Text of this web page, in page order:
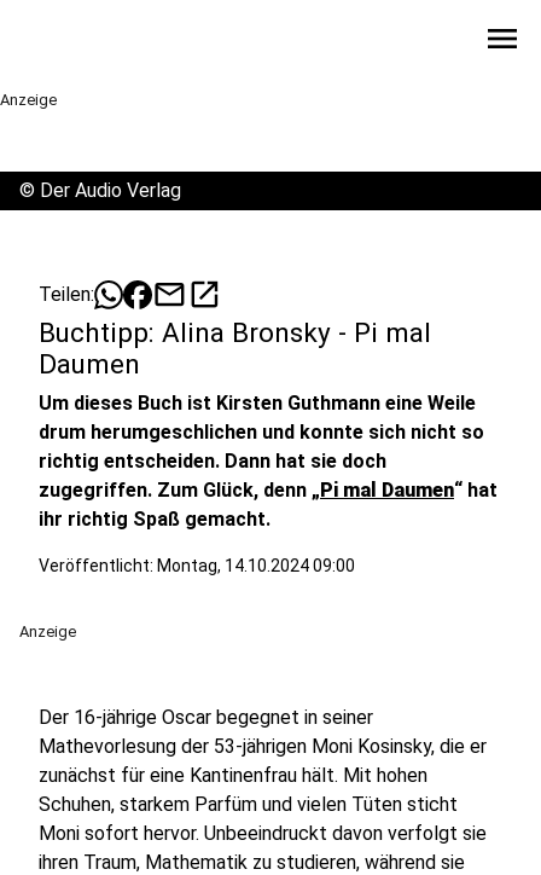
menu
Anzeige
© Der Audio Verlag
Teilen: mailopen_in_new
Buchtipp: Alina Bronsky - Pi mal
Daumen
Um dieses Buch ist Kirsten Guthmann eine Weile
drum herumgeschlichen und konnte sich nicht so
richtig entscheiden. Dann hat sie doch
zugegriffen. Zum Glück, denn „Pi mal Daumen“ hat
ihr richtig Spaß gemacht.
Veröffentlicht: Montag, 14.10.2024 09:00
Anzeige
Der 16-jährige Oscar begegnet in seiner
Mathevorlesung der 53-jährigen Moni Kosinsky, die er
zunächst für eine Kantinenfrau hält. Mit hohen
Schuhen, starkem Parfüm und vielen Tüten sticht
Moni sofort hervor. Unbeeindruckt davon verfolgt sie
ihren Traum, Mathematik zu studieren, während sie